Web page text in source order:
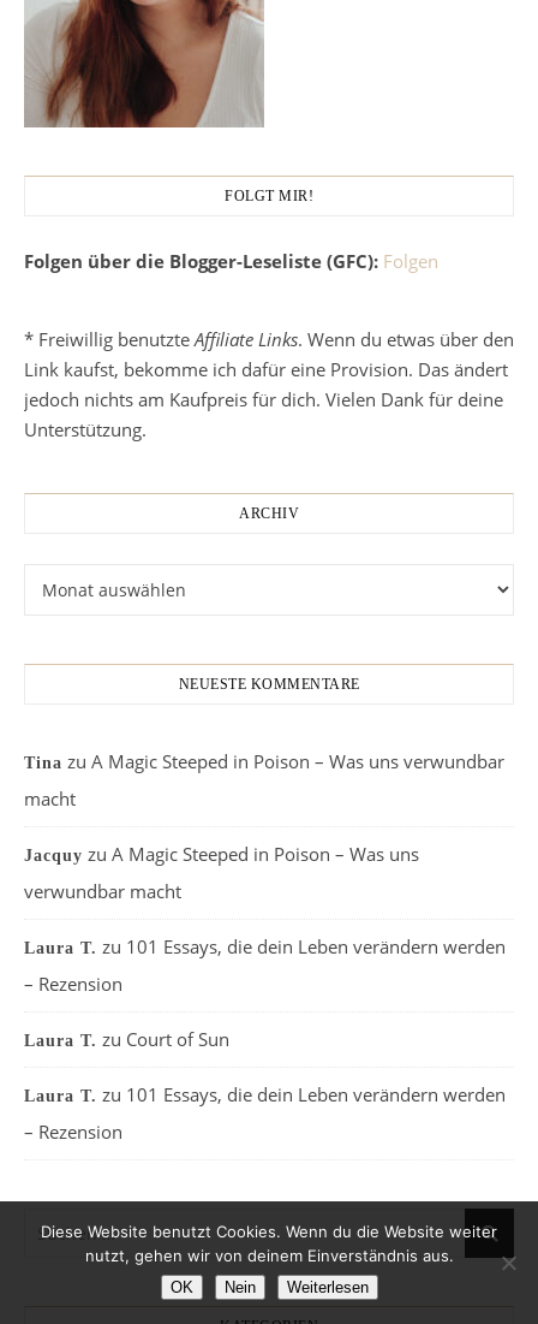
FOLGT MIR!
Folgen über die Blogger-Leseliste (GFC): Folgen
* Freiwillig benutzteAffiliate Links. Wenn du etwas über den
Link kaufst, bekomme ich dafür eine Provision. Das ändert
jedoch nichts am Kaufpreis für dich. Vielen Dank für deine
Unterstützung.
ARCHIV
NEUESTE KOMMENTARE
Tina zu A Magic Steeped in Poison – Was uns verwundbar
macht
Jacquy zu A Magic Steeped in Poison – Was uns
verwundbar macht
Laura T. zu 101 Essays, die dein Leben verändern werden
– Rezension
Laura T. zu Court of Sun
Laura T. zu 101 Essays, die dein Leben verändern werden
– Rezension
Diese Website benutzt Cookies. Wenn du die Website weiter
nutzt, gehen wir von deinem Einverständnis aus.
OK Nein Weiterlesen